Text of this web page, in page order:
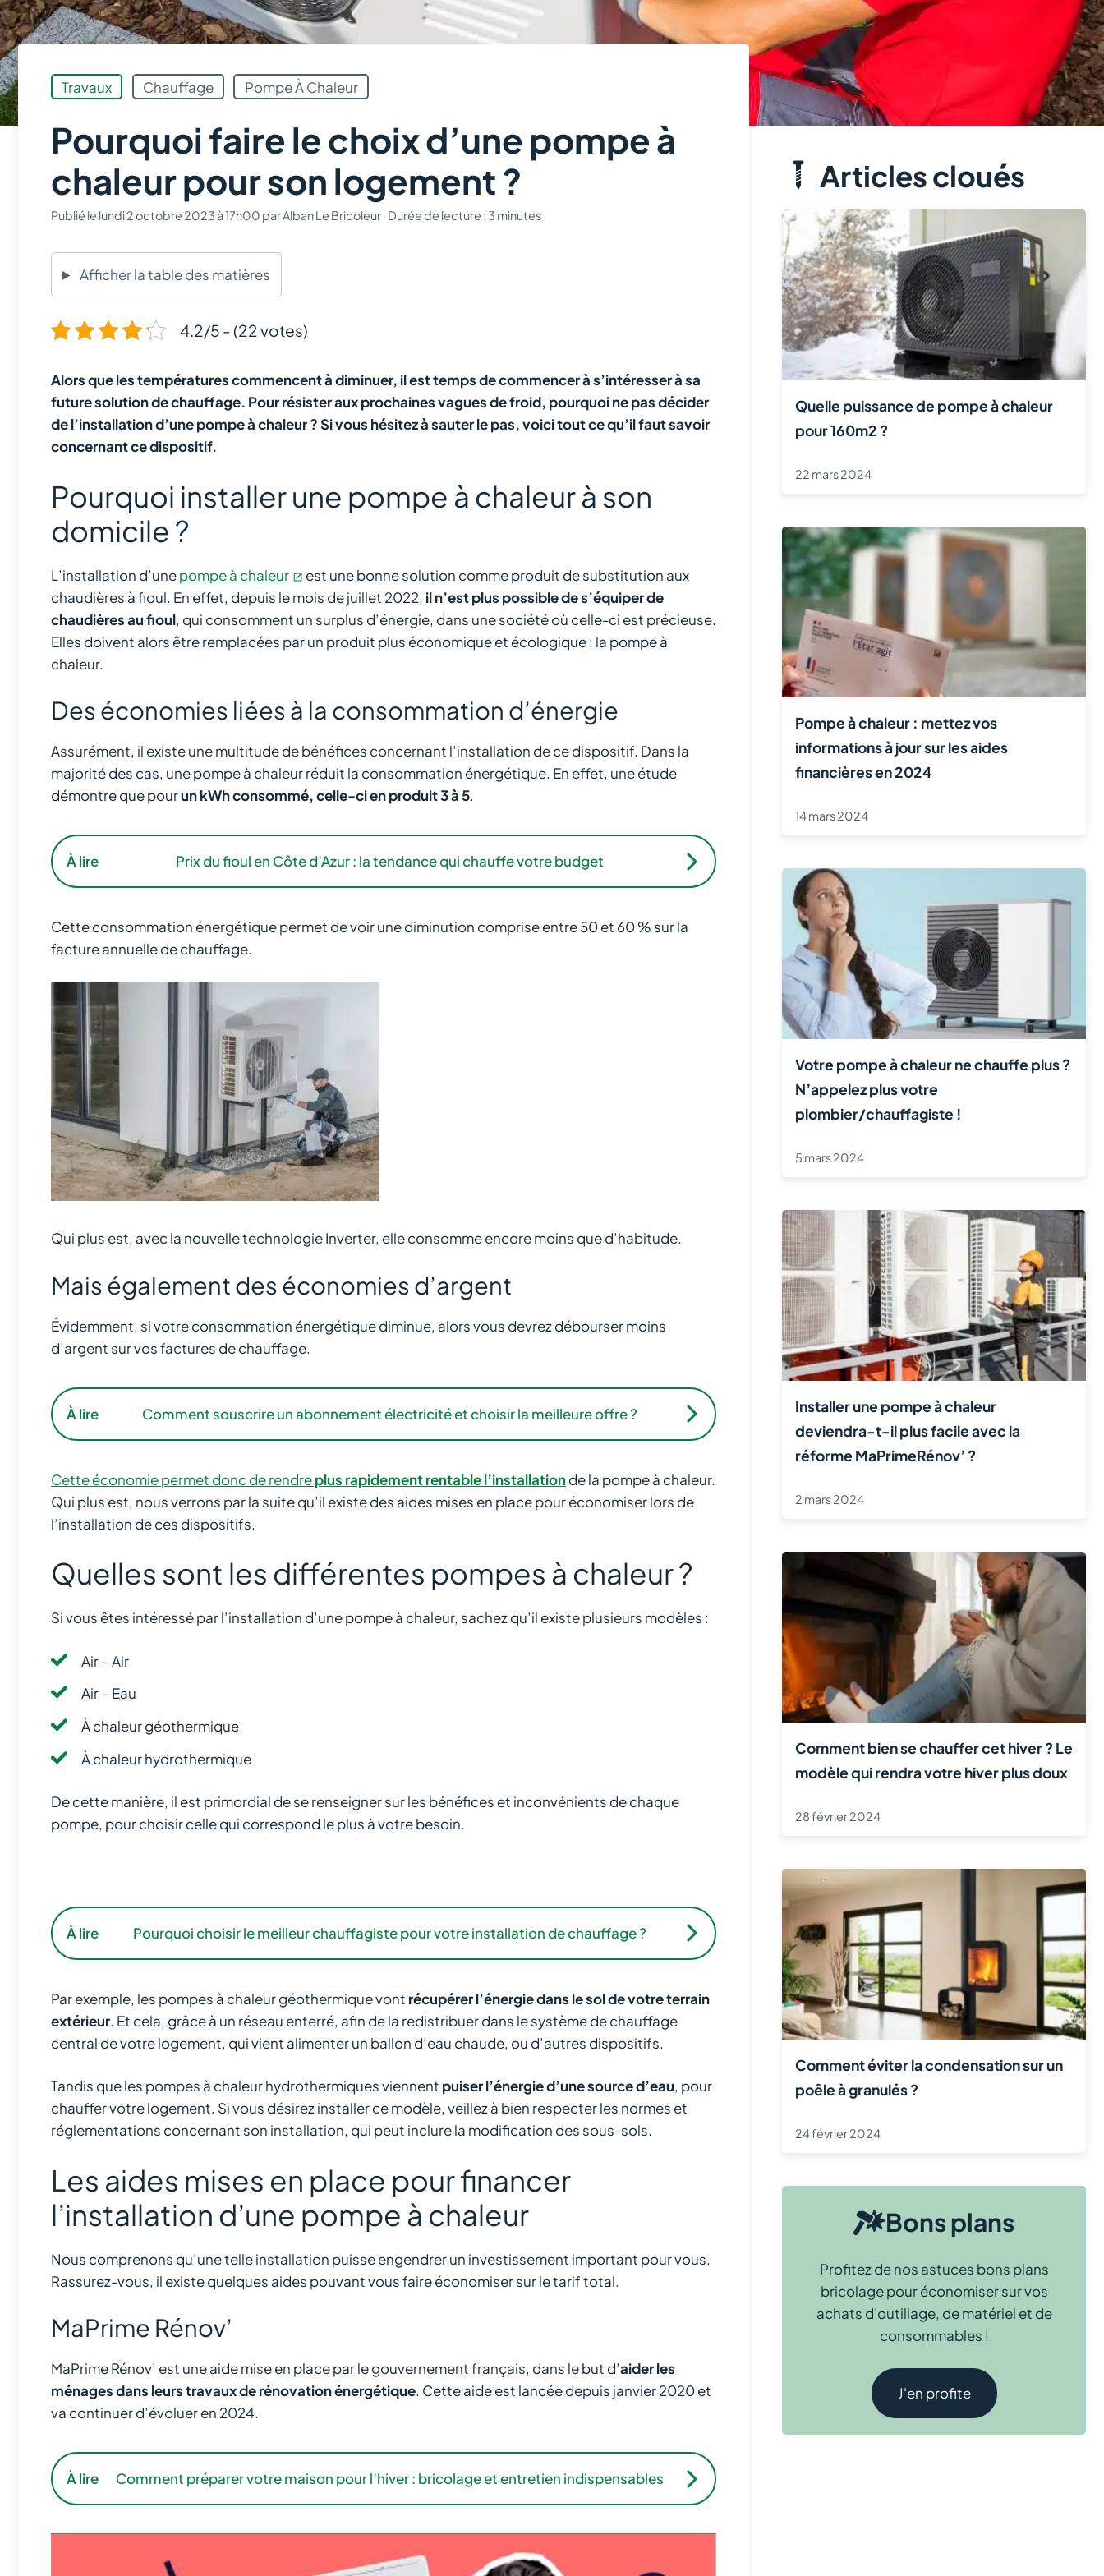
Travaux Chauffage Pompe À Chaleur
Pourquoi faire le choix d’une pompe à
chaleur pour son logement ?
Publié le lundi 2 octobre 2023 à 17h00 parAlban Le Bricoleur· Durée de lecture : 3 minutes
Afficher la table des matières
4.2/5 - (22 votes)
Alors que les températures commencent à diminuer, il est temps de commencer à s’intéresser à sa
future solution de chauffage. Pour résister aux prochaines vagues de froid, pourquoi ne pas décider
de l’installation d’une pompe à chaleur ? Si vous hésitez à sauter le pas, voici tout ce qu’il faut savoir
concernant ce dispositif.
Pourquoi installer une pompe à chaleur à son
domicile ?
L’installation d’unepompe à chaleur
est une bonne solution comme produit de substitution aux
chaudières à fioul. En effet, depuis le mois de juillet 2022, il n’est plus possible de s’équiper de
chaudières au fioul, qui consomment un surplus d’énergie, dans une société où celle-ci est précieuse.
Elles doivent alors être remplacées par un produit plus économique et écologique : la pompe à
chaleur.
Des économies liées à la consommation d’énergie
Assurément, il existe une multitude de bénéfices concernant l’installation de ce dispositif. Dans la
majorité des cas, une pompe à chaleur réduit la consommation énergétique. En effet, une étude
démontre que pourun kWh consommé, celle-ci en produit 3 à 5.
À lire Prix du fioul en Côte d’Azur : la tendance qui chauffe votre budget
Cette consommation énergétique permet de voir une diminution comprise entre 50 et 60 % sur la
facture annuelle de chauffage.
Qui plus est, avec la nouvelle technologie Inverter, elle consomme encore moins que d’habitude.
Mais également des économies d’argent
Évidemment, si votre consommation énergétique diminue, alors vous devrez débourser moins
d’argent sur vos factures de chauffage.
À lire Comment souscrire un abonnement électricité et choisir la meilleure offre ?
Cette économie permet donc de rendreplus rapidement rentable l’installationde la pompe à chaleur.
Qui plus est, nous verrons par la suite qu’il existe des aides mises en place pour économiser lors de
l’installation de ces dispositifs.
Quelles sont les différentes pompes à chaleur ?
Si vous êtes intéressé par l’installation d’une pompe à chaleur, sachez qu’il existe plusieurs modèles :
Air – Air
Air – Eau
À chaleur géothermique
À chaleur hydrothermique
De cette manière, il est primordial de se renseigner sur les bénéfices et inconvénients de chaque
pompe, pour choisir celle qui correspond le plus à votre besoin.
À lire Pourquoi choisir le meilleur chauffagiste pour votre installation de chauffage ?
Par exemple, les pompes à chaleur géothermique vont récupérer l’énergie dans le sol de votre terrain
extérieur. Et cela, grâce à un réseau enterré, afin de la redistribuer dans le système de chauffage
central de votre logement, qui vient alimenter un ballon d’eau chaude, ou d’autres dispositifs.
Tandis que les pompes à chaleur hydrothermiques viennent puiser l’énergie d’une source d’eau, pour
chauffer votre logement. Si vous désirez installer ce modèle, veillez à bien respecter les normes et
réglementations concernant son installation, qui peut inclure la modification des sous-sols.
Les aides mises en place pour financer
l’installation d’une pompe à chaleur
Nous comprenons qu’une telle installation puisse engendrer un investissement important pour vous.
Rassurez-vous, il existe quelques aides pouvant vous faire économiser sur le tarif total.
MaPrime Rénov’
MaPrime Rénov’ est une aide mise en place par le gouvernement français, dans le but d’aider les
ménages dans leurs travaux de rénovation énergétique. Cette aide est lancée depuis janvier 2020 et
va continuer d’évoluer en 2024.
À lire Comment préparer votre maison pour l’hiver : bricolage et entretien indispensables
Articles cloués
Quelle puissance de pompe à chaleur
pour 160m2 ?
22 mars 2024
Pompe à chaleur : mettez vos
informations à jour sur les aides
financières en 2024
14 mars 2024
Votre pompe à chaleur ne chauffe plus ?
N’appelez plus votre
plombier/chauffagiste !
5 mars 2024
Installer une pompe à chaleur
deviendra-t-il plus facile avec la
réforme MaPrimeRénov’ ?
2 mars 2024
Comment bien se chauffer cet hiver ? Le
modèle qui rendra votre hiver plus doux
28 février 2024
Comment éviter la condensation sur un
poêle à granulés ?
24 février 2024
Bons plans
Profitez de nos astuces bons plans
bricolage pour économiser sur vos
achats d'outillage, de matériel et de
consommables !
J'en profite